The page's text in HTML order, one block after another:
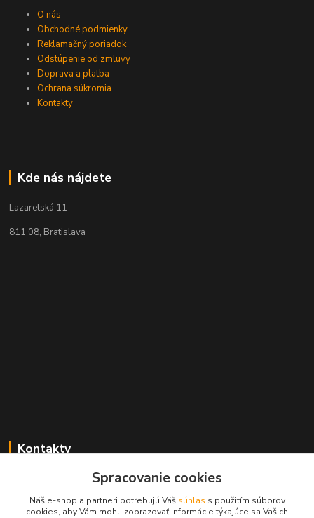
O nás
Obchodné podmienky
Reklamačný poriadok
Odstúpenie od zmluvy
Doprava a platba
Ochrana súkromia
Kontakty
Kde nás nájdete
Lazaretská 11
811 08, Bratislava
Kontakty
+421 2 529 67 411
(Po - Pia: 10:00 - 17:30)
Spracovanie cookies
Náš e-shop a partneri potrebujú Váš súhlas s použitím súborov
cookies, aby Vám mohli zobrazovať informácie týkajúce sa Vašich